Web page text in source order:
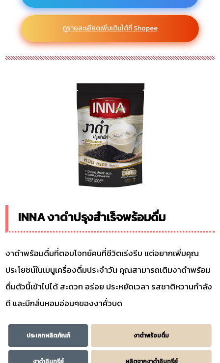
ดูรายละเอียดเพิ่มเติมได้ที่ Shopee
INNA งาดำปรุงสำเร็จพร้อมดื่ม
งาดำพร้อมดื่มที่ตอบโจทย์คนที่ชีวิตเร่งรีบ แต่อยากเพิ่มคุณ
ประโยชน์ในเมนูเครื่องดื่มประจำวัน คุณสามารถเติมงาดำพร้อม
ดื่มตัวนี้เข้าไปได้ สะดวก อร่อย ประหยัดเวลา รสชาติหวานกำลัง
ดี และมีกลิ่นหอมอ่อนๆของงาคั่วบด
ประเภทผลิตภัณฑ์ งาดำพร้อมดื่ม